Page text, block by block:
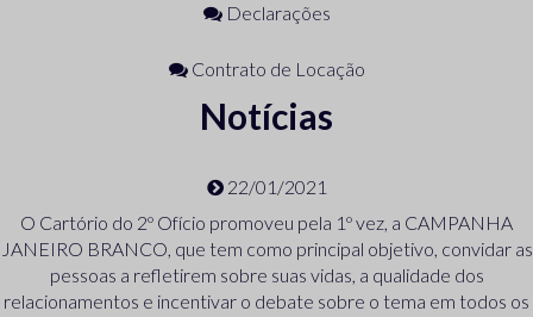
Declarações
Contrato de Locação
Notícias
22/01/2021
O Cartório do 2º Ofício promoveu pela 1º vez, a CAMPANHA
JANEIRO BRANCO, que tem como principal objetivo, convidar as
pessoas a refletirem sobre suas vidas, a qualidade dos
relacionamentos e incentivar o debate sobre o tema em todos os